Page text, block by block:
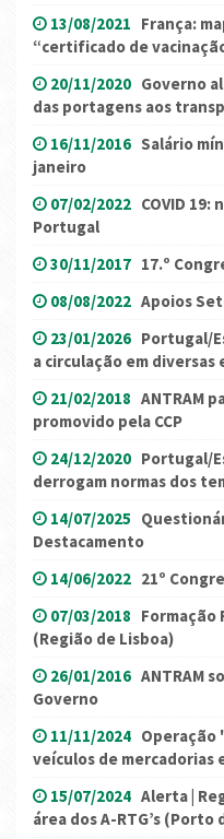
13/08/2021 França:
“certificado de
20/11/2020 Governo
das portagens aos
16/11/2016 Salário
janeiro
07/02/2022 COVID
Portugal
30/11/2017 17.º
08/08/2022 Apoios
23/01/2026 Portugal/
a circulação em diversas
21/02/2018 ANTRAM
promovido pela CCP
24/12/2020 Portugal/
derrogam normas dos
14/07/2025
Destacamento
14/06/2022 21º
07/03/2018 Formação
(Região de Lisboa)
26/01/2016 ANTRAM
Governo
11/11/2024 Operação
veículos de mercadorias
15/07/2024 Alerta |
área dos A-RTG’s (Porto